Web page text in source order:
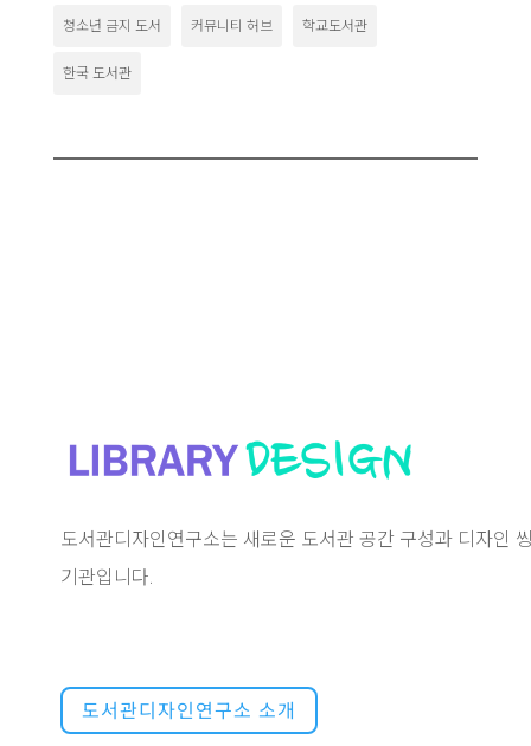
청소년 금지 도서 커뮤니티 허브 학교도서관
한국 도서관
도서관디자인연구소는 새로운 도서관 공간 구성과 디자인
기관입니다.
도서관디자인연구소 소개